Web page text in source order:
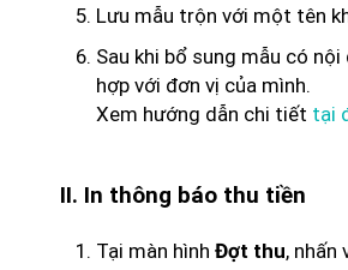
Lưu mẫu trộn với một tên
Sau khi bổ sung mẫu có
hợp với đơn vị của mình.
Xem hướng dẫn chi tiết tại
II. In thông báo thu tiền
Tại màn hình Đợt thu, nhấn